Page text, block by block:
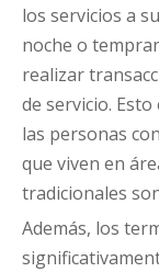
los servicios a
noche o
realizar
de servicio.
las personas
que viven en
tradicionales
Además, los